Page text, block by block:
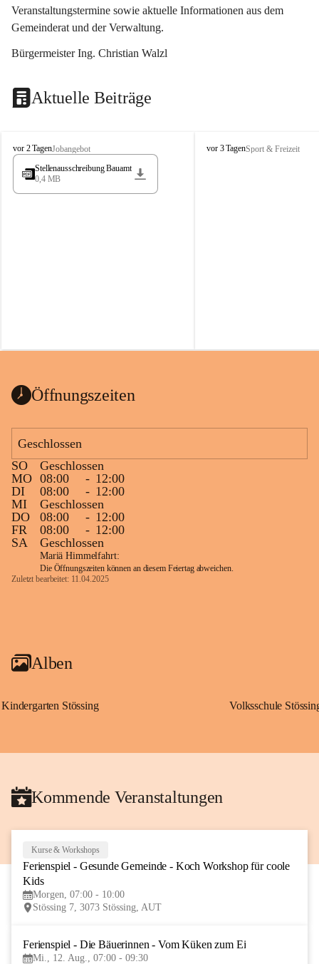
Veranstaltungstermine sowie aktuelle Informationen aus dem
Gemeinderat und der Verwaltung.
Bürgermeister Ing. Christian Walzl
Aktuelle Beiträge
S
t
s
vor 2 TagenJobangebot
Stellenausschreibung Bauamt
0,4 MB
S
vor 3 TagenSport & Freizeit
Öffnungszeiten
Geschlossen
SO
Geschlossen
MO 08:00 - 12:00
DI
08:00 - 12:00
MI
Geschlossen
DO
08:00 - 12:00
FR
08:00 - 12:00
SA
Geschlossen
Mariä Himmelfahrt:
Die Öffnungszeiten können an diesem Feiertag abweichen.
Zuletzt bearbeitet: 11.04.2025
Alben
Kindergarten Stössing Volksschule
Kommende Veranstaltungen
AUG
Kurse & Workshops
Ferienspiel - Gesunde Gemeinde - Koch Workshop für coole
Kids
Morgen, 07:00 - 10:00
Stössing 7, 3073 Stössing, AUT
Ferienspiel - Die Bäuerinnen - Vom Küken zum Ei
Mi., 12. Aug., 07:00 - 09:30